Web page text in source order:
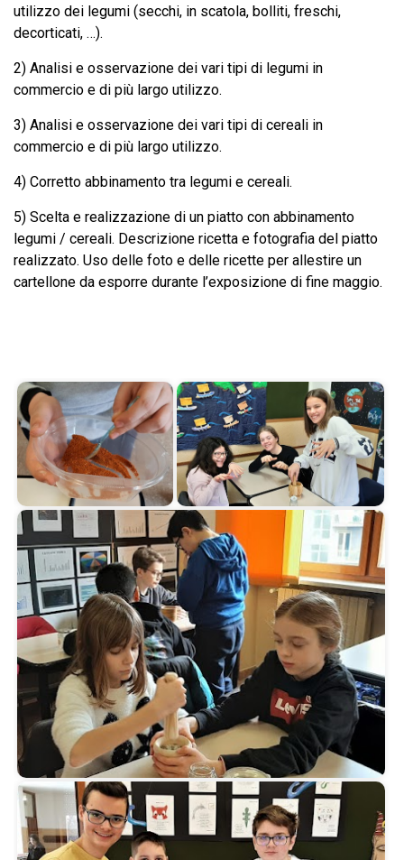
utilizzo dei legumi (secchi, in scatola, bolliti, freschi,
decorticati, …).
2) Analisi e osservazione dei vari tipi di legumi in
commercio e di più largo utilizzo.
3) Analisi e osservazione dei vari tipi di cereali in
commercio e di più largo utilizzo.
4) Corretto abbinamento tra legumi e cereali.
5) Scelta e realizzazione di un piatto con abbinamento
legumi / cereali. Descrizione ricetta e fotografia del piatto
realizzato. Uso delle foto e delle ricette per allestire un
cartellone da esporre durante l’exposizione di fine maggio.